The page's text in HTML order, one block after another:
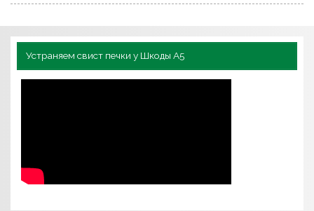
Устраняем свист печки у Шкоды А5